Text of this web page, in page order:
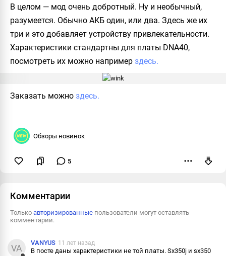
В целом — мод очень добротный. Ну и необычный,
разумеется. Обычно АКБ один, или два. Здесь же их
три и это добавляет устройству привлекательности.
Характеристики стандартны для платы DNA40,
посмотреть их можно например здесь.
Заказать можно здесь.
Обзоры новинок
5
Комментарии
Только авторизированные пользователи могут оставлять
комментарии.
VA VANYUS 11 лет назад
В посте даны характеристики не той платы. Sx350j и sx350